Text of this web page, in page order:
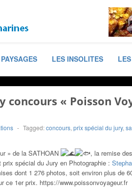
PAYSAGES LES INSOLITES
concours « Poisson
- Tagged:concours, prix spécial du jury,
» de la SATHOAN
, la remise
spécial du Jury en Photographie :
dont 1 276 photos, soit environ plus de
ce 1er prix. https://www.poissonvoyageur.fr